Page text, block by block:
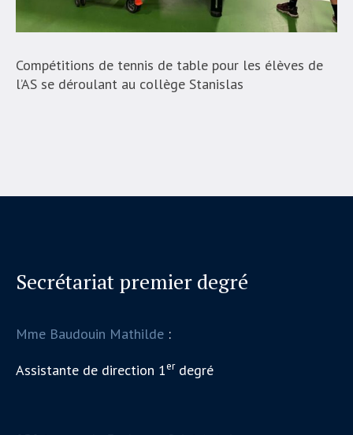
Compétitions de tennis de table pour les élèves de
l’AS se déroulant au collège Stanislas
Secrétariat premier degré
Mme Baudouin Mathilde :
Assistante de direction 1erdegré